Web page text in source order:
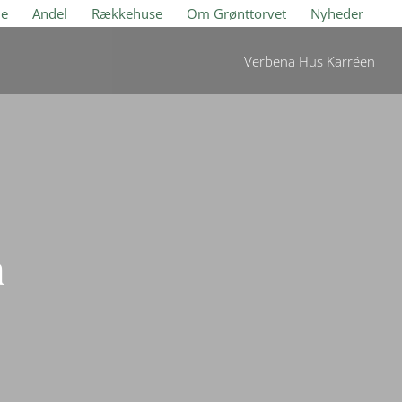
Andel Rækkehuse Om Grønttorvet Nyheder
Verbena Hus Karréen